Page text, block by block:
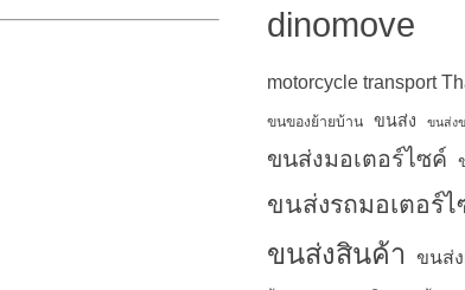
dinomove
motorcycle transport
ขนของย้ายบ้าน ขนส่ง ขนส่ง
ขนส่งมอเตอร์ไซค์
ขนส่งรถมอเตอร์ไ
ขนส่งสินค้า ขนส่